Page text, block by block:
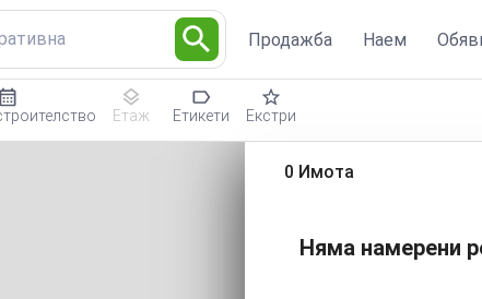
Продажба Наем
Етаж Етикети Екстри
0 Имота
Няма намерени